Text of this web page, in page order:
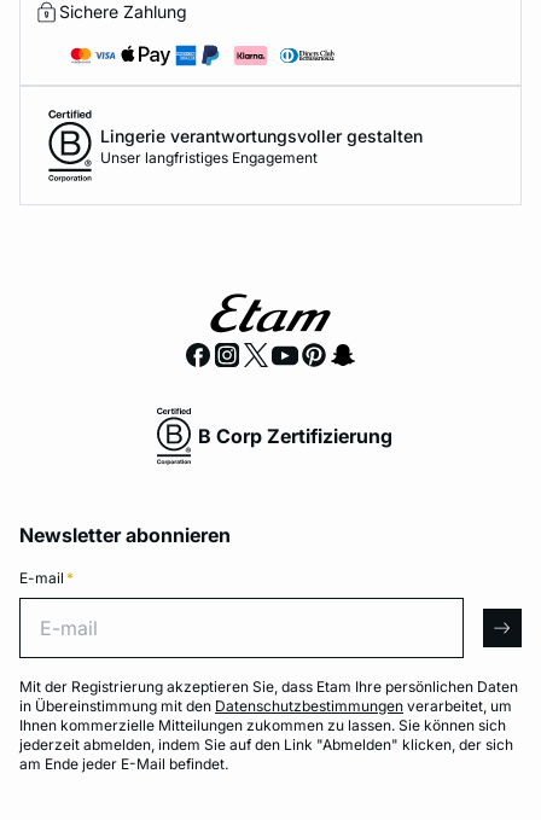
Sichere Zahlung
Lingerie verantwortungsvoller gestalten
Unser langfristiges Engagement
B Corp Zertifizierung
Newsletter abonnieren
E-mail *
Mit der Registrierung akzeptieren Sie, dass Etam Ihre persönlichen Daten
in Übereinstimmung mit den Datenschutzbestimmungen verarbeitet, um
Ihnen kommerzielle Mitteilungen zukommen zu lassen. Sie können sich
jederzeit abmelden, indem Sie auf den Link "Abmelden" klicken, der sich
am Ende jeder E-Mail befindet.